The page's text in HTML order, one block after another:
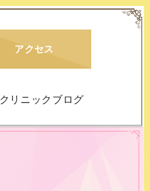
アクセス
クリニックブログ